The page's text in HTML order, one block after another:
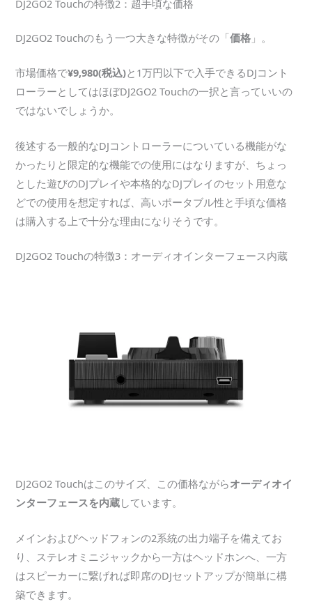
DJ2GO2 Touchの特徴2：超手頃な価格
DJ2GO2 Touchのもう一つ大きな特徴がその「価格 」。
市場価格で¥9,980(税込)と1万円以下で入手できるDJコント
ローラーとしてはほぼDJ2GO2 Touchの一択と言っていいの
ではないでしょうか。
後述する一般的なDJコントローラーについている機能がな
かったりと限定的な機能での使用にはなりますが、ちょっ
とした遊びのDJプレイや本格的なDJプレイのセット用意な
どでの使用を想定すれば、高いポータブル性と手頃な価格
は購入する上で十分な理由になりそうです。
DJ2GO2 Touchの特徴3：オーディオインターフェース内蔵
DJ2GO2 Touchはこのサイズ、この価格ながらオーディオイ
ンターフェースを内蔵しています。
メインおよびヘッドフォンの2系統の出力端子を備えてお
り、ステレオミニジャックから一方はヘッドホンへ、一方
はスピーカーに繋げれば即席のDJセットアップが簡単に構
築できます。